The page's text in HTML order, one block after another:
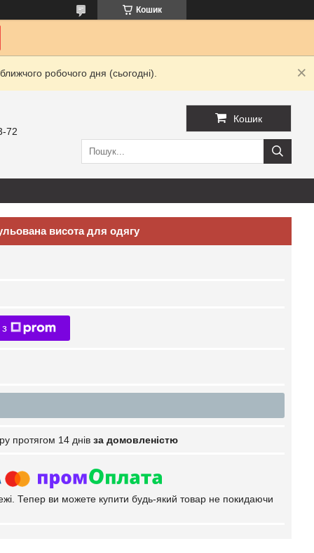
Кошик
робочого дня (сьогодні).
72
Кошик
висота для одягу
протягом 14 днів за домовленістю
Тепер ви можете купити будь-який товар не покидаючи